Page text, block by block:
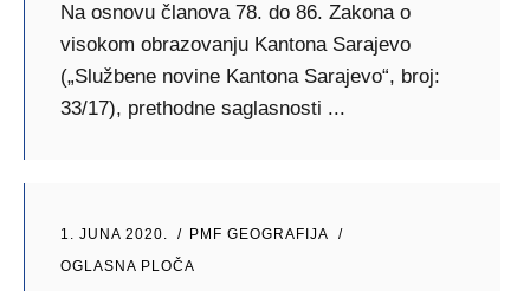
Na osnovu članova 78. do 86. Zakona o
visokom obrazovanju Kantona Sarajevo
(„Službene novine Kantona Sarajevo“, broj:
33/17), prethodne saglasnosti
1. JUNA 2020.
PMF GEOGRAFIJA
OGLASNA PLOČA